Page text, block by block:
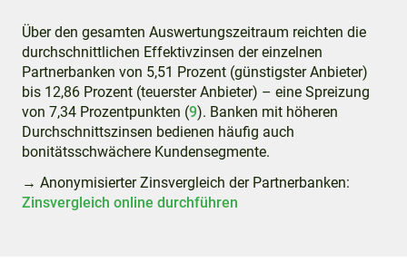
Über den gesamten Auswertungszeitraum reichten die
durchschnittlichen Effektivzinsen der einzelnen
Partnerbanken von 5,51 Prozent (günstigster Anbieter)
bis 12,86 Prozent (teuerster Anbieter) – eine Spreizung
von 7,34 Prozentpunkten (9). Banken mit höheren
Durchschnittszinsen bedienen häufig auch
bonitätsschwächere Kundensegmente.
→ Anonymisierter Zinsvergleich der Partnerbanken:
Zinsvergleich online durchführen